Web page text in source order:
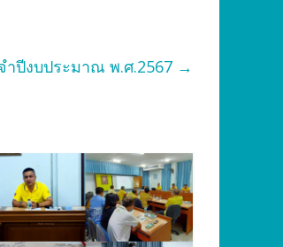
ปีงบประมาณ พ.ศ.2567 →